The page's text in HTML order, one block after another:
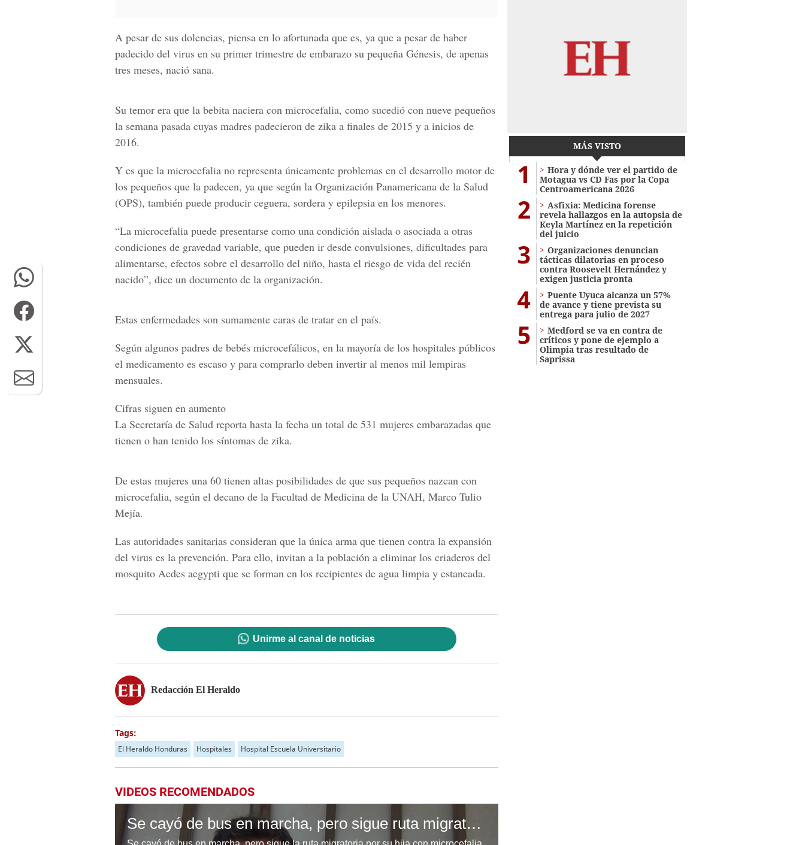
A pesar de sus dolencias, piensa en lo afortunada que es, ya que a pesar de haber
padecido del virus en su primer trimestre de embarazo su pequeña Génesis, de apenas
tres meses, nació sana.
Su temor era que la bebita naciera con microcefalia, como sucedió con nueve pequeños
la semana pasada cuyas madres padecieron de zika a finales de 2015 y a inicios de
2016.
Y es que la microcefalia no representa únicamente problemas en el desarrollo motor de
los pequeños que la padecen, ya que según la Organización Panamericana de la Salud
(OPS), también puede producir ceguera, sordera y epilepsia en los menores.
“La microcefalia puede presentarse como una condición aislada o asociada a otras
condiciones de gravedad variable, que pueden ir desde convulsiones, dificultades para
alimentarse, efectos sobre el desarrollo del niño, hasta el riesgo de vida del recién
nacido”, dice un documento de la organización.
Estas enfermedades son sumamente caras de tratar en el país.
Según algunos padres de bebés microcefálicos, en la mayoría de los hospitales públicos
el medicamento es escaso y para comprarlo deben invertir al menos mil lempiras
mensuales.
Cifras siguen en aumento
La Secretaría de Salud reporta hasta la fecha un total de 531 mujeres embarazadas que
tienen o han tenido los síntomas de zika.
De estas mujeres una 60 tienen altas posibilidades de que sus pequeños nazcan con
microcefalia, según el decano de la Facultad de Medicina de la UNAH, Marco Tulio
Mejía.
Las autoridades sanitarias consideran que la única arma que tienen contra la expansión
del virus es la prevención. Para ello, invitan a la población a eliminar los criaderos del
mosquito Aedes aegypti que se forman en los recipientes de agua limpia y estancada.
Unirme al canal de noticias
Redacción El Heraldo
Tags:
El Heraldo Honduras Hospitales Hospital Escuela Universitario
VIDEOS RECOMENDADOS
Se cayó de bus en marcha, pero sigue ruta migratoria por su hija con microcefalia
MÁS VISTO
1
Hora y dónde ver el partido de
Motagua vs CD Fas por la Copa
Centroamericana 2026
2
Asfixia: Medicina forense
revela hallazgos en la autopsia de
Keyla Martínez en la repetición
del juicio
3
Organizaciones denuncian
tácticas dilatorias en proceso
contra Roosevelt Hernández y
exigen justicia pronta
4
Puente Uyuca alcanza un 57%
de avance y tiene prevista su
entrega para julio de 2027
5
Medford se va en contra de
críticos y pone de ejemplo a
Olimpia tras resultado de
Saprissa